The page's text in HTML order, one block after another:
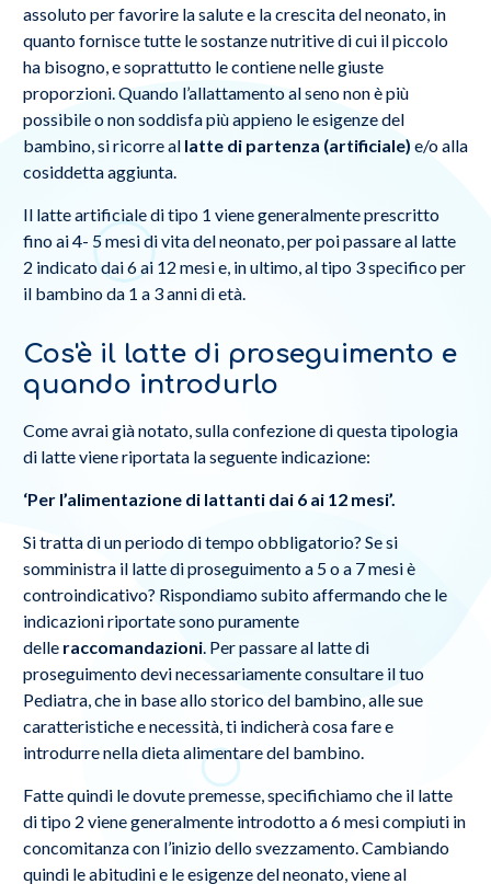
assoluto per favorire la salute e la crescita del neonato, in
quanto fornisce tutte le sostanze nutritive di cui il piccolo
ha bisogno, e soprattutto le contiene nelle giuste
proporzioni. Quando l’allattamento al seno non è più
possibile o non soddisfa più appieno le esigenze del
bambino, si ricorre al latte di partenza (artificiale) e/o alla
cosiddetta aggiunta.
Il latte artificiale di tipo 1 viene generalmente prescritto
fino ai 4- 5 mesi di vita del neonato, per poi passare al latte
2 indicato dai 6 ai 12 mesi e, in ultimo, al tipo 3 specifico per
il bambino da 1 a 3 anni di età.
Cos'è il latte di proseguimento e
quando introdurlo
Come avrai già notato, sulla confezione di questa tipologia
di latte viene riportata la seguente indicazione:
‘Per l’alimentazione di lattanti dai 6 ai 12 mesi’.
Si tratta di un periodo di tempo obbligatorio? Se si
somministra il latte di proseguimento a 5 o a 7 mesi è
controindicativo? Rispondiamo subito affermando che le
indicazioni riportate sono puramente
delle raccomandazioni. Per passare al latte di
proseguimento devi necessariamente consultare il tuo
Pediatra, che in base allo storico del bambino, alle sue
caratteristiche e necessità, ti indicherà cosa fare e
introdurre nella dieta alimentare del bambino.
Fatte quindi le dovute premesse, specifichiamo che il latte
di tipo 2 viene generalmente introdotto a 6 mesi compiuti in
concomitanza con l’inizio dello svezzamento. Cambiando
quindi le abitudini e le esigenze del neonato, viene al